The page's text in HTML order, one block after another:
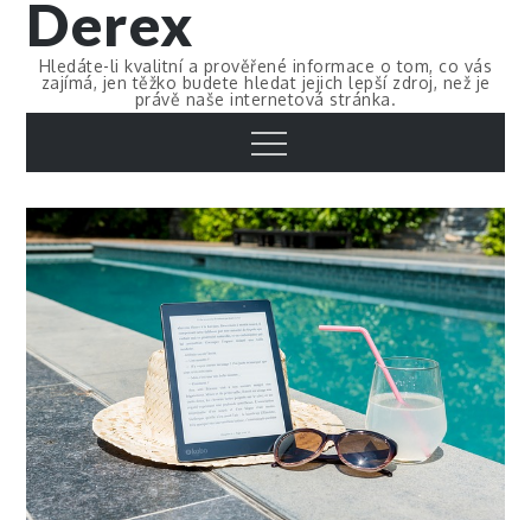
Skip
content
Derex
Hledáte-li kvalitní a prověřené informace o tom, co vás
zajímá, jen těžko budete hledat jejich lepší zdroj, než je
právě naše internetová stránka.
Menu